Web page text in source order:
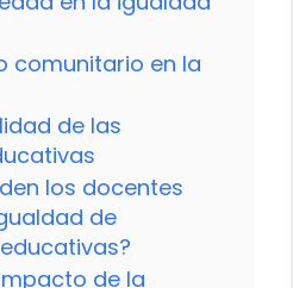
comunitario en la
de las
los docentes
de
de la